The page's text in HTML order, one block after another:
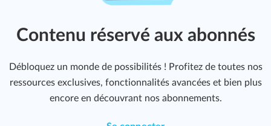
Contenu réservé aux abonnés
Débloquez un monde de possibilités ! Profitez de toutes nos
ressources exclusives, fonctionnalités avancées et bien plus
encore en découvrant nos abonnements.